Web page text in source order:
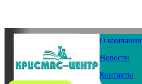
О компании
Новости
Контакты